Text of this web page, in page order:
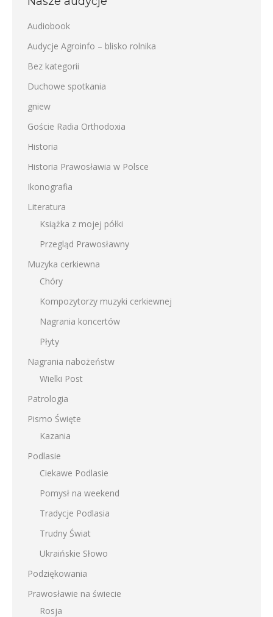
Audiobook
Audycje Agroinfo – blisko rolnika
Bez kategorii
Duchowe spotkania
gniew
Goście Radia Orthodoxia
Historia
Historia Prawosławia w Polsce
Ikonografia
Literatura
Książka z mojej półki
Przegląd Prawosławny
Muzyka cerkiewna
Chóry
Kompozytorzy muzyki cerkiewnej
Nagrania koncertów
Płyty
Nagrania nabożeństw
Wielki Post
Patrologia
Pismo Święte
Kazania
Podlasie
Ciekawe Podlasie
Pomysł na weekend
Tradycje Podlasia
Trudny Świat
Ukraińskie Słowo
Podziękowania
Prawosławie na świecie
Rosja